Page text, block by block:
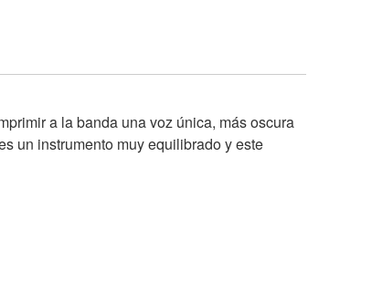
a la banda una voz única, más oscura
un instrumento muy equilibrado y este